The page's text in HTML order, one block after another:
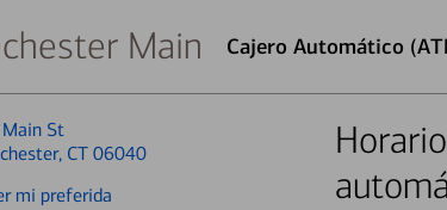
Main Cajero Automático
St
CT 06040
mi preferida